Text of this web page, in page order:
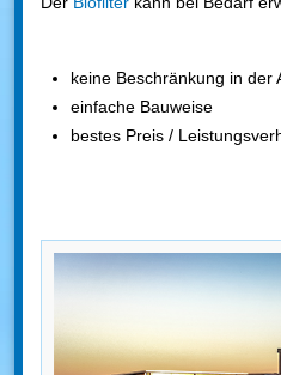
keine Beschränkung in der
einfache Bauweise
bestes Preis /